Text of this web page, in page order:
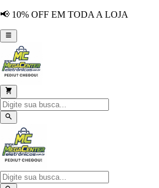
📢 10% OFF EM TODA A LOJA